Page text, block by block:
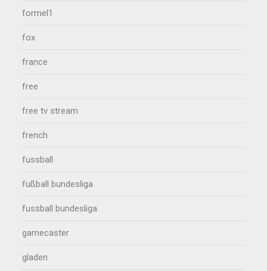
formel1
fox
france
free
free tv stream
french
fussball
fußball bundesliga
fussball bundesliga
gamecaster
gladen